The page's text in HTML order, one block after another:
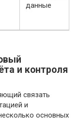
данные
и контроля
связать
и
основных